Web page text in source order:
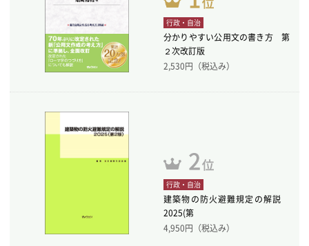
行政・自治
分かりやすい公用文の書き方 第
２次改訂版
2,530円（税込み）
行政・自治
建築物の防火避難規定の解説
2025(第
4,950円（税込み）